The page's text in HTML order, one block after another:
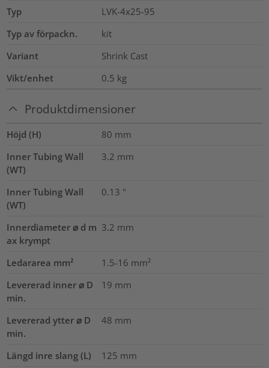
Typ
LVK-4x25-95
Typ av förpackn.
kit
Variant
Shrink Cast
Vikt/enhet
0.5 kg
Produktdimensioner
Höjd (H) 80 mm
Inner Tubing Wall
(WT)
3.2 mm
Inner Tubing Wall
(WT)
0.13 "
Innerdiameter ⌀ d m
ax krympt
3.2 mm
Ledararea mm² 1.5-16 mm²
Levererad inner ⌀ D
min.
19 mm
Levererad ytter ⌀ D
min.
48 mm
Längd inre slang (L) 125 mm